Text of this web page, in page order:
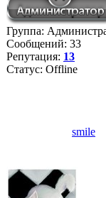
Группа:
Сообщений: 33
Репутация: 13
Статус: Offline
smile